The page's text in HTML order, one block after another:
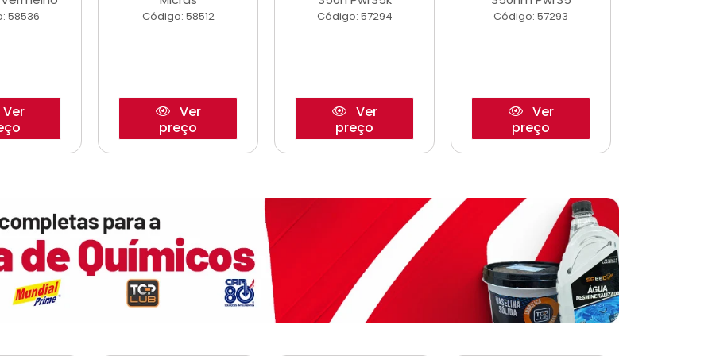
58536
Ver
Código: 58512
Ver
preço
Código: 57294
Ver
preço
Código: 57293
Ver
preço